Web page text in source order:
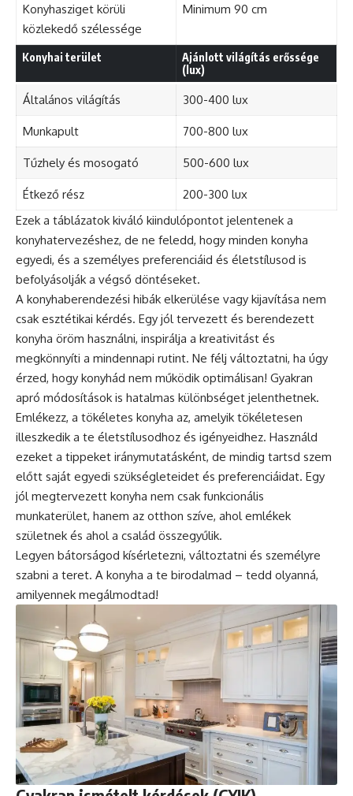
Konyhasziget körüli
közlekedő szélessége
Minimum 90 cm
Konyhai terület
Ajánlott világítás erőssége
(lux)
Általános világítás 300-400 lux
Munkapult 700-800 lux
Tűzhely és mosogató 500-600 lux
Étkező rész
200-300 lux
Ezek a táblázatok kiváló kiindulópontot jelentenek a
konyhatervezéshez, de ne feledd, hogy minden konyha
egyedi, és a személyes preferenciáid és életstílusod is
befolyásolják a végső döntéseket.
A konyhaberendezési hibák elkerülése vagy kijavítása nem
csak esztétikai kérdés. Egy jól tervezett és berendezett
konyha öröm használni, inspirálja a kreativitást és
megkönnyíti a mindennapi rutint. Ne félj változtatni, ha úgy
érzed, hogy konyhád nem működik optimálisan! Gyakran
apró módosítások is hatalmas különbséget jelenthetnek.
Emlékezz, a tökéletes konyha az, amelyik tökéletesen
illeszkedik a te életstílusodhoz és igényeidhez. Használd
ezeket a tippeket iránymutatásként, de mindig tartsd szem
előtt saját egyedi szükségleteidet és preferenciáidat. Egy
jól megtervezett konyha nem csak funkcionális
munkaterület, hanem az otthon szíve, ahol emlékek
születnek és ahol a család összegyűlik.
Legyen bátorságod kísérletezni, változtatni és személyre
szabni a teret. A konyha a te birodalmad – tedd olyanná,
amilyennek megálmodtad!